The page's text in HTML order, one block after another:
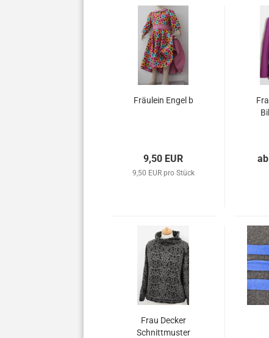
Fräulein Engel b
9,50 EUR
9,50 EUR pro Stück
Frau Decker
Schnittmuster